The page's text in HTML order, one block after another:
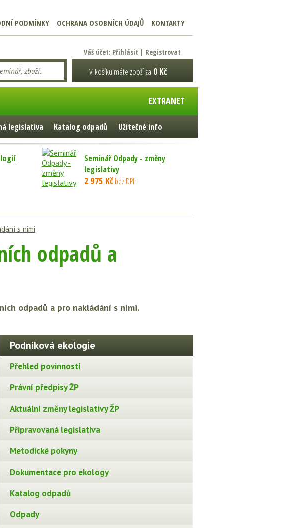
PODMÍNKY OCHRANA OSOBNÍCH ÚDAJŮ KONTAKTY
Váš účet: Přihlásit | Registrovat
V košíku máte zboží za 0 Kč
EXTRANET
legislativa Katalog odpadů Užitečné info
Seminář Odpady - změny
legislativy
2 975 Kčbez DPH
s nimi
odpadů a
odpadů a pro nakládání s nimi.
Podniková ekologie
Přehled povinností
Právní předpisy ŽP
Aktuální změny legislativy ŽP
Připravovaná legislativa
Metodické pokyny
Dokumentace pro ekology
Katalog odpadů
Odpady